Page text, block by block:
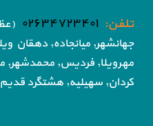
تلفن: ۰۲۶۳۴۷۲۳۴۰۱
جهانشهر, میانجاده, دهقان
مهرویلا, فردیس, محمدشهر,
کردان, سهیلیه, هشتگرد